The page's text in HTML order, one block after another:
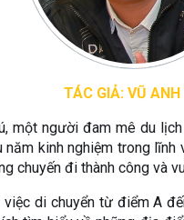
TÁC GIẢ: VŨ ANH
một người đam mê du
kinh nghiệm trong
chuyến đi thành công và
di chuyển từ điểm A